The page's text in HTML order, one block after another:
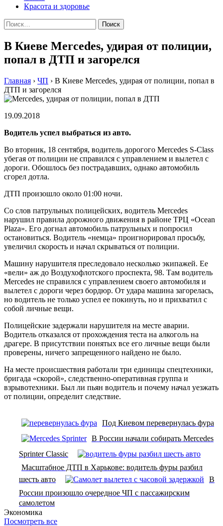
Красота и здоровье
Найти:
В Киеве Mercedes, удирая от полиции,
попал в ДТП и загорелся
Главная › ЧП › В Киеве Mercedes, удирая от полиции, попал в
ДТП и загорелся
19.09.2018
Водитель успел выбраться из авто.
Во вторник, 18 сентября, водитель дорогого Mercedes S-Class
убегая от полиции не справился с управлением и вылетел с
дороги. Обошлось без пострадавших, однако автомобиль
сгорел дотла.
ДТП произошло около 01:00 ночи.
Со слов патрульных полицейских, водитель Mercedes
нарушил правила дорожного движения в районе ТРЦ «Оcean
Plaza». Его догнал автомобиль патрульных и попросил
остановиться. Водитель «немца» проигнорировал просьбу,
увеличил скорость и начал скрываться от полиции.
Машину нарушителя преследовало несколько экипажей. Ее
«вели» аж до Воздухофлотского проспекта, 98. Там водитель
Mercedes не справился с управлением своего автомобиля и
вылетел с дороги через бордюр. От удара машина загорелась,
но водитель не только успел ее покинуть, но и прихватил с
собой личные вещи.
Полицейские задержали нарушителя на месте аварии.
Водитель отказался от прохождения теста на алкоголь на
драгере. В присутствии понятых все его личные вещи были
проверены, ничего запрещенного найдено не было.
На месте происшествия работали три единицы спецтехники,
бригада «скорой», следственно-оперативная группа и
взрывотехники. Был ли пьян водитель и почему начал уезжать
от полиции, определит следствие.
Под Киевом перевернулась фура
В России начали собирать Mercedes
Sprinter Classic
Масштабное ДТП в Харькове: водитель фуры разбил
шесть авто
В
России произошло очередное ЧП с пассажирским
самолетом
Экономика
Посмотреть все